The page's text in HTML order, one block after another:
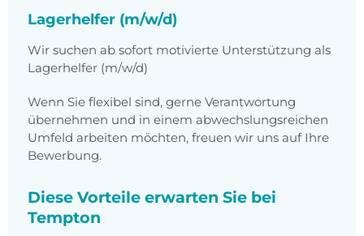
Lagerhelfer (m/w/d)
Wir suchen ab sofort motivierte Unterstützung als
Lagerhelfer (m/w/d)
Wenn Sie flexibel sind, gerne Verantwortung
übernehmen und in einem abwechslungsreichen
Umfeld arbeiten möchten, freuen wir uns auf Ihre
Bewerbung.
Diese Vorteile erwarten Sie bei
Tempton